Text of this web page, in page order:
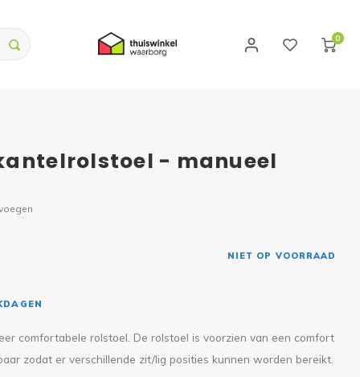
0
- manueel
NIET OP VOORRAAD
comfortabele rolstoel. De rolstoel is voorzien van een comfort
zodat er verschillende zit/lig posities kunnen worden bereikt.